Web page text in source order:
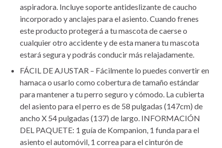
aspiradora. Incluye soporte antideslizante de caucho
incorporado y anclajes para el asiento. Cuando frenes
este producto protegerá a tu mascota de caerse o
cualquier otro accidente y de esta manera tu mascota
estará segura y podrás conducir más relajadamente.
FÁCIL DE AJUSTAR – Fácilmente lo puedes convertir en
hamaca o usarlo como cobertura de tamaño estándar
para mantener a tu perro seguro y cómodo. La cubierta
del asiento para el perro es de 58 pulgadas (147cm) de
ancho X 54 pulgadas (137) de largo. INFORMACIÓN
DEL PAQUETE: 1 guía de Kompanion, 1 funda para el
asiento el automóvil, 1 correa para el cinturón de